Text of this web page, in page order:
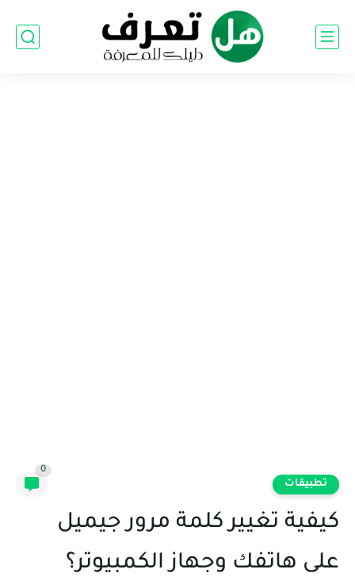
تطبيقات
0
كيفية تغيير كلمة مرور جيميل
على هاتفك وجهاز الكمبيوتر؟